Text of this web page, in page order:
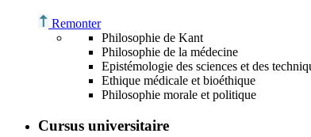
Remonter
Philosophie de Kant
Philosophie de la médecine
Epistémologie des sciences et des
Ethique médicale et bioéthique
Philosophie morale et politique
Cursus universitaire